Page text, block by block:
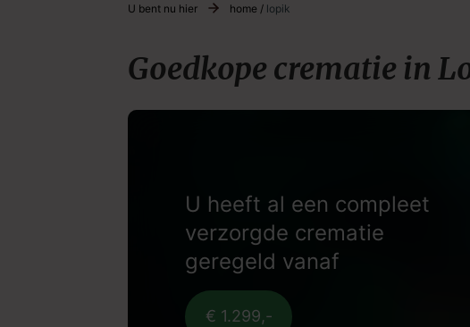
U bent nu hier home / lopik
Goedkope crematie in
U heeft al een compleet
verzorgde crematie
geregeld vanaf
€ 1.299,-